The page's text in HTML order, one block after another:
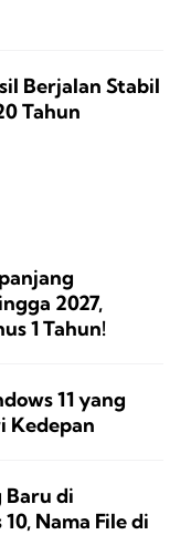
Berjalan Stabil
Tahun
2027,
1 Tahun!
11 yang
Kedepan
di
Nama File di